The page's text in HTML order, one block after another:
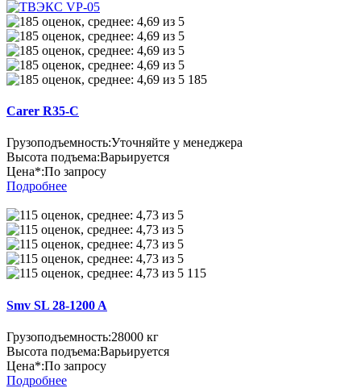
185
Carer R35-C
Грузоподъемность:Уточняйте у менеджера
Высота подъема:Варьируется
Цена*:По запросу
Подробнее
115
Smv SL 28-1200 A
Грузоподъемность:28000 кг
Высота подъема:Варьируется
Цена*:По запросу
Подробнее